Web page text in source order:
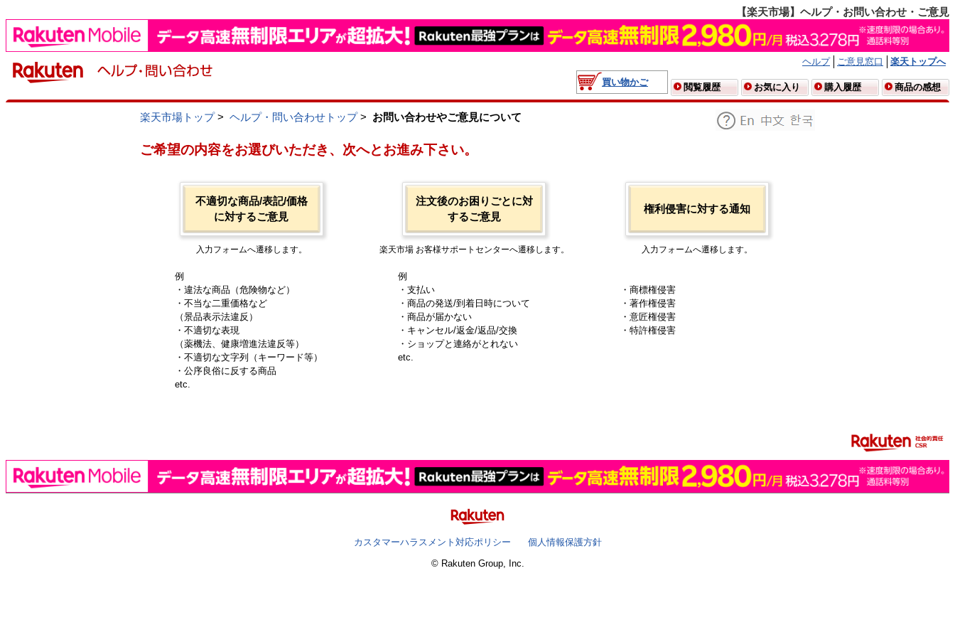
【楽天市場】ヘルプ・お問い合わせ・ご意見
ヘルプ ご意見窓口
楽天トップへ
買い物かご
閲覧履歴 お気に入り 購入履歴 商品の感想
楽天市場トップ> ヘルプ・問い合わせトップ> お問い合わせやご意見について
ご希望の内容をお選びいただき、次へとお進み下さい。
不適切な商品/表記/価格
に対するご意見
入力フォームへ遷移します。
例
・違法な商品（危険物など）
・不当な二重価格など
（景品表示法違反）
・不適切な表現
（薬機法、健康増進法違反等）
・不適切な文字列（キーワード等）
・公序良俗に反する商品
etc.
注文後のお困りごとに対
するご意見
楽天市場 お客様サポートセンターへ遷移します。
例
・支払い
・商品の発送/到着日時について
・商品が届かない
・キャンセル/返金/返品/交換
・ショップと連絡がとれない
etc.
権利侵害に対する通知
入力フォームへ遷移します。
・商標権侵害
・著作権侵害
・意匠権侵害
・特許権侵害
カスタマーハラスメント対応ポリシー
個人情報保護方針
© Rakuten Group, Inc.